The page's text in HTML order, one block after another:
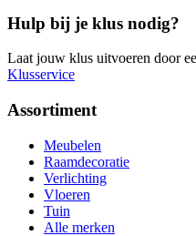
Hulp bij je klus nodig?
Laat jouw klus uitvoeren door
Klusservice
Assortiment
Meubelen
Raamdecoratie
Verlichting
Vloeren
Tuin
Alle merken